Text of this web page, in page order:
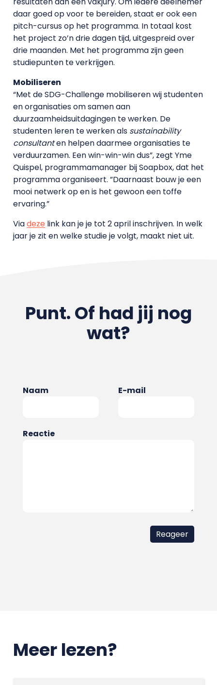
daar goed op voor te bereiden, staat er ook een
pitch-cursus op het programma. In totaal kost
het project zo’n drie dagen tijd, uitgespreid over
drie maanden. Met het programma zijn geen
studiepunten te verkrijgen.
Mobiliseren
“Met de SDG-Challenge mobiliseren wij studenten
en organisaties om samen aan
duurzaamheidsuitdagingen te werken. De
studenten leren te werken als sustainability
consultanten helpen daarmee organisaties te
verduurzamen. Een win-win-win dus”, zegt Yme
Quispel, programmamanager bij Soapbox, dat het
programma organiseert. ”Daarnaast bouw je een
mooi netwerk op en is het gewoon een toffe
ervaring.”
Viadezelink kan je je tot 2 april inschrijven. In welk
jaar je zit en welke studie je volgt, maakt niet uit.
Punt. Of had jij nog
wat?
Naam E-mail
Reactie
Meer lezen?